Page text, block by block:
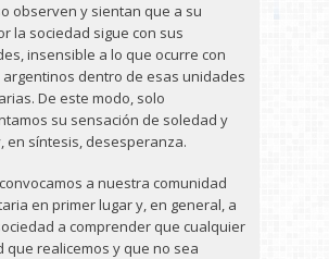
observen y sientan que a su
la sociedad sigue con sus
insensible a lo que ocurre con
argentinos dentro de esas unidades
De este modo, solo
su sensación de soledad y
en síntesis, desesperanza.
a nuestra comunidad
en primer lugar y, en general, a
a comprender que cualquier
que realicemos y que no sea